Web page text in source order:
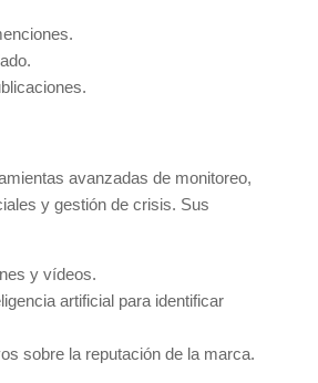
avanzadas de monitoreo,
y gestión de crisis. Sus
y vídeos.
artificial para identificar
sobre la reputación de la marca.